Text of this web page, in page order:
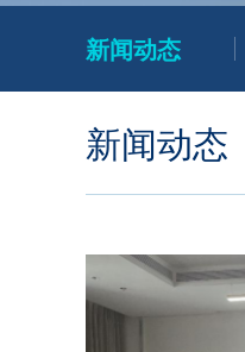
新闻动态
新闻动态